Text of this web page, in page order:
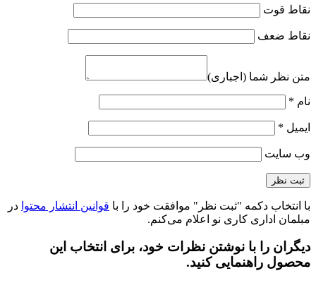
نقاط قوت
نقاط ضعف
متن نظر شما (اجباری)
نام *
ایمیل *
وب‌ سایت
با انتخاب دکمه "ثبت نظر" موافقت خود را با قوانین انتشار محتوا در
مبلمان اداری کاری نو اعلام می‌کنم.
دیگران را با نوشتن نظرات خود، برای انتخاب این
محصول راهنمایی کنید.